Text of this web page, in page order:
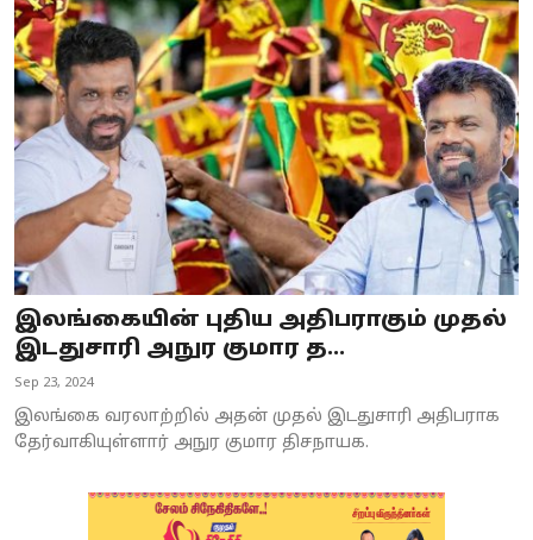
இலங்கையின் புதிய அதிபராகும் முதல்
இடதுசாரி அநுர குமார த...
Sep 23, 2024
இலங்கை வரலாற்றில் அதன் முதல் இடதுசாரி அதிபராக
தேர்வாகியுள்ளார் அநுர குமார திசநாயக.